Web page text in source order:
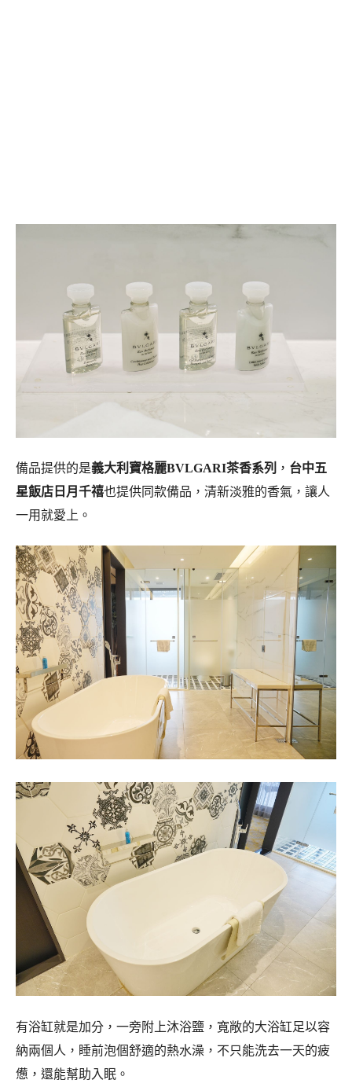
備品提供的是義大利寶格麗BVLGARI茶香系列 ， 台中五
星飯店日月千禧也提供同款備品，清新淡雅的香氣，讓人
一用就愛上。
有浴缸就是加分，一旁附上沐浴鹽，寬敞的大浴缸足以容
納兩個人，睡前泡個舒適的熱水澡，不只能洗去一天的疲
憊，還能幫助入眠。